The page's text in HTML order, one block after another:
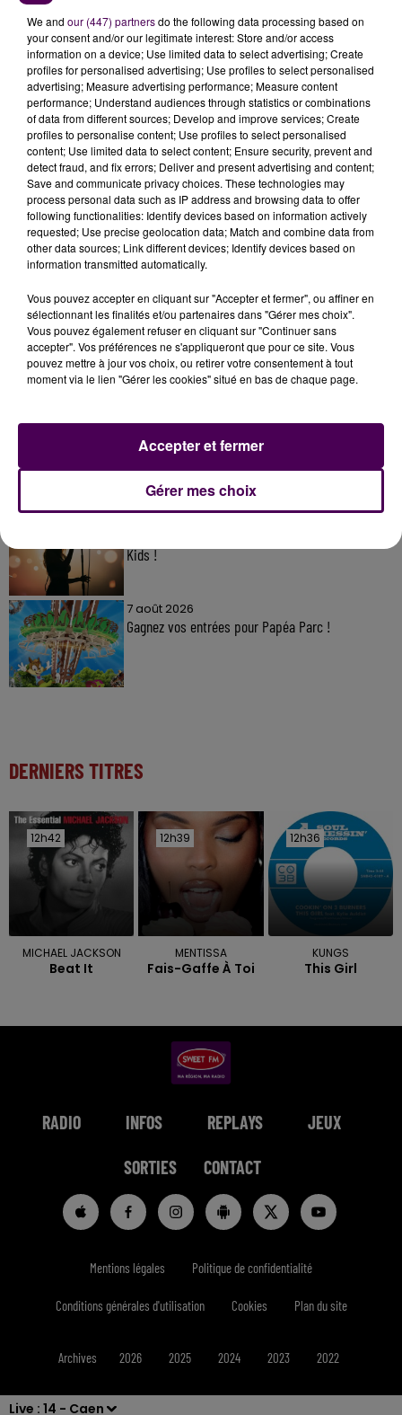
Live : 14 - Caen
Au cours de l’audience, il a également été exigé de
l’accusé qu’il s’explique quant à la mise en danger d’un
militaire de la gendarmerie sur lequel il n’a pas hésité
à cracher en menaçant de lui transmettre"le
virus"dont il se disait atteint. Face à un individu
présentant de nombreux antécédents judiciaires,
aucun aménagement de peine n’a été envisagé dans
l’immédiat et un maintien en détention a été ordonné.
À LA UNE
7 août 2026
Gagnez vos pass pour le V and B Fest' 2026 !
11 juillet 2026
Kids !
7 août 2026
Gagnez vos entrées pour Papéa Parc !
DERNIERS TITRES
12h42
12h42
MICHAEL JACKSON
Beat It
12h39
12h39
MENTISSA
Fais-Gaffe À Toi
12h36
12h36
KUNGS
This Girl
RADIO INFOS REPLAYS JEUX
SORTIES CONTACT
Mentions légales Politique de confidentialité
Conditions générales d'utilisation Cookies Plan du site
Archives 2026 2025 2024 2023 2022
We and our (447) partnersdo the following data processing based on
your consent and/or our legitimate interest: Store and/or access
information on a device; Use limited data to select advertising; Create
profiles for personalised advertising; Use profiles to select personalised
advertising; Measure advertising performance; Measure content
performance; Understand audiences through statistics or combinations
of data from different sources; Develop and improve services; Create
profiles to personalise content; Use profiles to select personalised
content; Use limited data to select content; Ensure security, prevent and
detect fraud, and fix errors; Deliver and present advertising and content;
Save and communicate privacy choices. These technologies may
process personal data such as IP address and browsing data to offer
following functionalities: Identify devices based on information actively
requested; Use precise geolocation data; Match and combine data from
other data sources; Link different devices; Identify devices based on
information transmitted automatically.
Vous pouvez accepter en cliquant sur "Accepter et fermer", ou affiner en
sélectionnant les finalités et/ou partenaires dans "Gérer mes choix".
Vous pouvez également refuser en cliquant sur "Continuer sans
accepter". Vos préférences ne s'appliqueront que pour ce site. Vous
pouvez mettre à jour vos choix, ou retirer votre consentement à tout
moment via le lien "Gérer les cookies" situé en bas de chaque page.
Gérer mes choix
Accepter et fermer